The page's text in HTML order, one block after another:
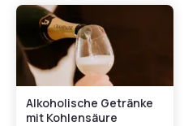
Alkoholische Getränke
mit Kohlensäure